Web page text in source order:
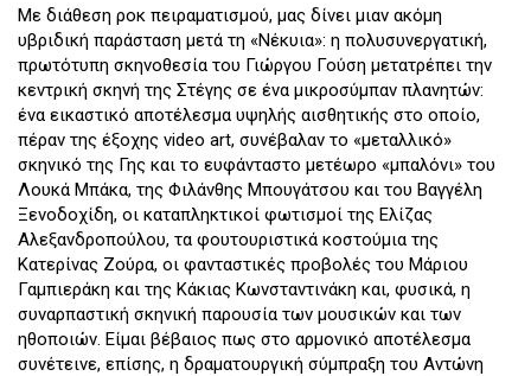
Με διάθεση ροκ πειραματισμού, μας δίνει μιαν ακόμη
υβριδική παράσταση μετά τη «Νέκυια»: η πολυσυνεργατική,
πρωτότυπη σκηνοθεσία του Γιώργου Γούση μετατρέπει την
κεντρική σκηνή της Στέγης σε ένα μικροσύμπαν πλανητών:
ένα εικαστικό αποτέλεσμα υψηλής αισθητικής στο οποίο,
πέραν της έξοχης video art, συνέβαλαν το «μεταλλικό»
σκηνικό της Γης και το ευφάνταστο μετέωρο «μπαλόνι» του
Λουκά Μπάκα, της Φιλάνθης Μπουγάτσου και του Βαγγέλη
Ξενοδοχίδη, οι καταπληκτικοί φωτισμοί της Ελίζας
Αλεξανδροπούλου, τα φουτουριστικά κοστούμια της
Κατερίνας Ζούρα, οι φανταστικές προβολές του Μάριου
Γαμπιεράκη και της Κάκιας Κωνσταντινάκη και, φυσικά, η
συναρπαστική σκηνική παρουσία των μουσικών και των
ηθοποιών. Είμαι βέβαιος πως στο αρμονικό αποτέλεσμα
συνέτεινε, επίσης, η δραματουργική σύμπραξη του Αντώνη